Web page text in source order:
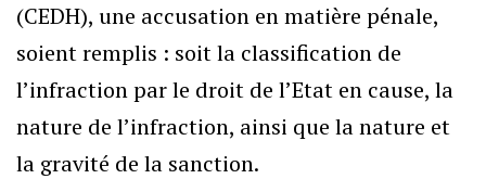
(CEDH), une accusation en matière pénale,
soient remplis : soit la classification de
l’infraction par le droit de l’Etat en cause, la
nature de l’infraction, ainsi que la nature et
la gravité de la sanction.